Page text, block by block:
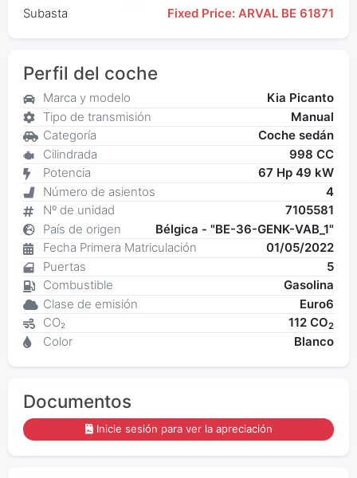
Subasta Fixed Price: ARVAL BE 61871
Perfil del coche
Marca y modelo
Kia Picanto
Tipo de transmisión
Manual
Categoría
Coche sedán
Cilindrada
998 CC
Potencia
67 Hp 49 kW
Número de asientos
4
Nº de unidad
7105581
País de origen
Bélgica - "BE-36-GENK-VAB_1"
Fecha Primera Matriculación
01/05/2022
Puertas
5
Combustible
Gasolina
Clase de emisión
Euro6
CO₂
112 CO2
Color Blanco
Documentos
Inicie sesión para ver la apreciación